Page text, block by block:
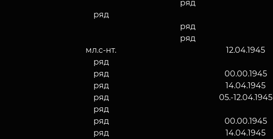
ряд
ряд
ряд
ряд
мл.с-нт.
12.04.1945
ряд
ряд
00.00.1945
ряд
14.04.1945
ряд
05.-12.04.1945
ряд
ряд
00.00.1945
ряд
14.04.1945